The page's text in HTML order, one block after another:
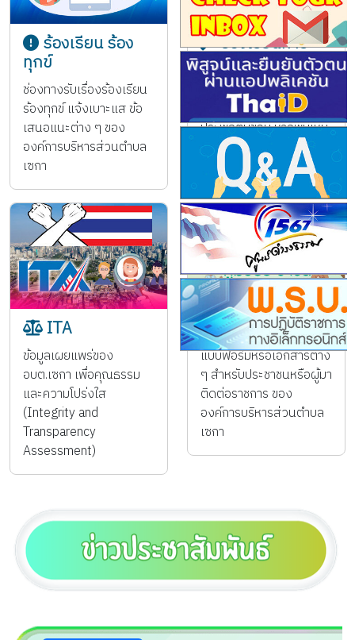
ร้องเรียน ร้อง
ทุกข์
ช่องทางรับเรื่องร้องเรียน
ร้องทุกข์ แจ้งเบาะแส ข้อ
เสนอแนะต่าง ๆ ของ
องค์การบริหารส่วนตำบล
เซกา
ร้องเรียนการ
ทุจริต
ช่องทางแจ้งเรื่องร้อง
เรียนการทุจริต และ
ประพฤติมิชอบ หากพบเห็น
เจ้าพนักงาน ของรัฐทุจริต
ต่อหน้าที่โปรดอย่านิ่งเฉย
ITA
ข้อมูลเผยแพร่ของ
อบต.เซกา เพื่อคุณธรรม
และความโปร่งใส
(Integrity and
Transparency
Assessment)
คูู่มือประชาชน
แบบฟอร์มหรือเอกสารต่าง
ๆ สำหรับประชาชนหรือผู้มา
ติดต่อราชการ ของ
องค์การบริหารส่วนตำบล
เซกา